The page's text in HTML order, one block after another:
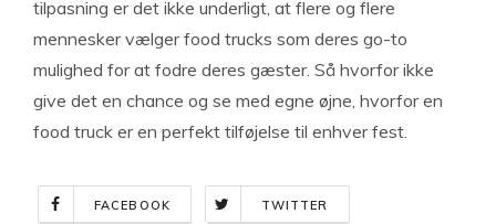
tilpasning er det ikke underligt, at flere og flere
mennesker vælger food trucks som deres go-to
mulighed for at fodre deres gæster. Så hvorfor ikke
give det en chance og se med egne øjne, hvorfor en
food truck er en perfekt tilføjelse til enhver fest.
FACEBOOK TWITTER